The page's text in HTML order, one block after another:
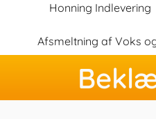
Honning Indlevering
Afsmeltning af Voks